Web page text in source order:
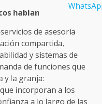
hablan
de asesoría
compartida,
y sistemas de
de funciones que
y la granja:
incorporan a los
a lo largo de las